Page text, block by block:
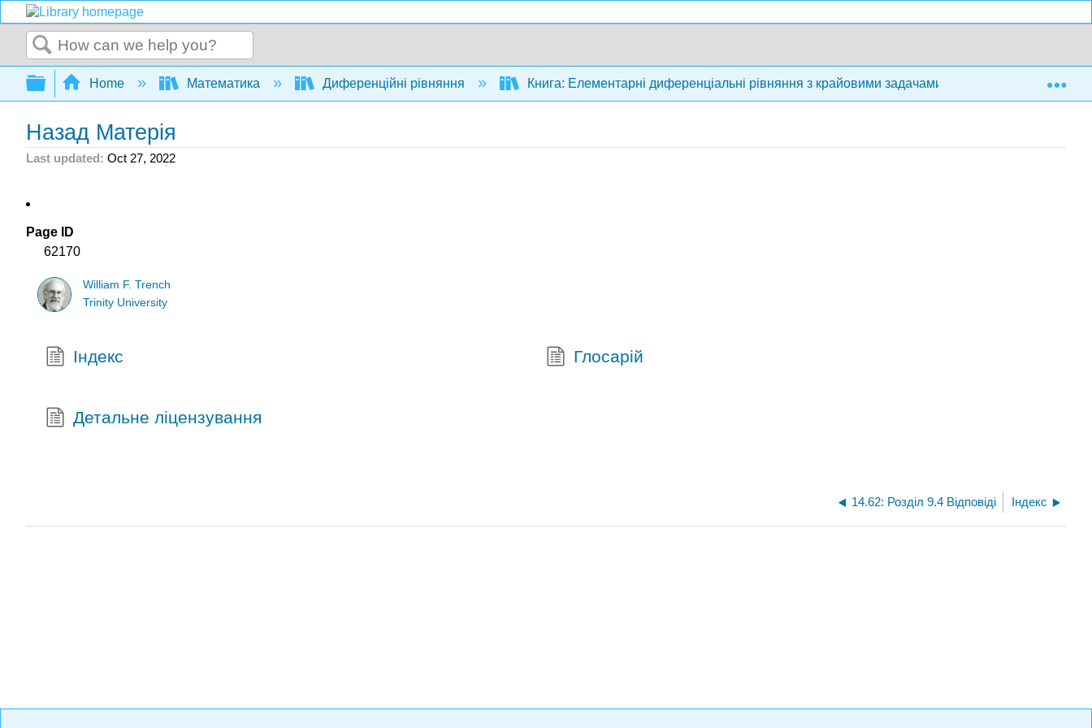
Search
Expand/collapse global hierarchy
Home Математика Диференційні рівняння Книга: Елементарні диференціальні рівняння з крайовими задачами Назад
Назад Матерія
Last updated Oct 27, 2022
Page ID
62170
William F. Trench
Trinity University
Індекс Глосарій
Детальне ліцензування
14.62: Розділ 9.4 Відповіді Індекс